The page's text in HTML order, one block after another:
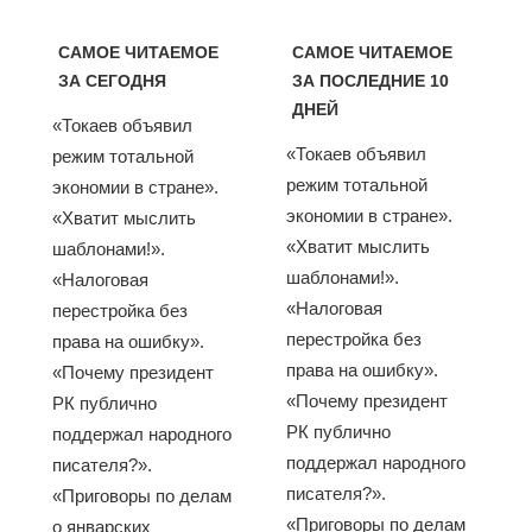
САМОЕ ЧИТАЕМОЕ
ЗА СЕГОДНЯ
«Токаев объявил
режим тотальной
экономии в стране».
«Хватит мыслить
шаблонами!».
«Налоговая
перестройка без
права на ошибку».
«Почему президент
РК публично
поддержал народного
писателя?».
«Приговоры по делам
о январских
САМОЕ ЧИТАЕМОЕ
ЗА ПОСЛЕДНИЕ 10
ДНЕЙ
«Токаев объявил
режим тотальной
экономии в стране».
«Хватит мыслить
шаблонами!».
«Налоговая
перестройка без
права на ошибку».
«Почему президент
РК публично
поддержал народного
писателя?».
«Приговоры по делам